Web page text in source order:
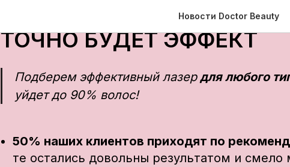
Новости Doctor Beauty
ЛАЗЕРНАЯ ЭПИЛЯЦИЯ,
ТОЧНО БУДЕТ ЭФФЕКТ
Подберем эффективный лазердля любого
уйдет до 90% волос!
50% наших клиентов приходят по
те остались довольны результатом и смело